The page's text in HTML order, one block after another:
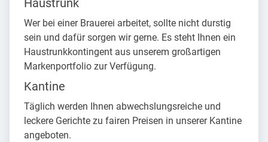
Haustrunk
Wer bei einer Brauerei arbeitet, sollte nicht durstig
sein und dafür sorgen wir gerne. Es steht Ihnen ein
Haustrunkkontingent aus unserem großartigen
Markenportfolio zur Verfügung.
Kantine
Täglich werden Ihnen abwechslungsreiche und
leckere Gerichte zu fairen Preisen in unserer Kantine
angeboten.